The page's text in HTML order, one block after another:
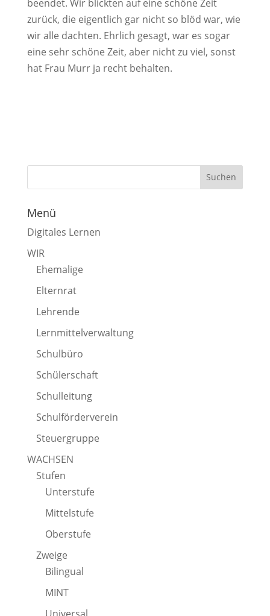
beendet. Wir blickten auf eine schöne Zeit
zurück, die eigentlich gar nicht so blöd war, wie
wir alle dachten. Ehrlich gesagt, war es sogar
eine sehr schöne Zeit, aber nicht zu viel, sonst
hat Frau Murr ja recht behalten.
Menü
Digitales Lernen
WIR
Ehemalige
Elternrat
Lehrende
Lernmittelverwaltung
Schulbüro
Schülerschaft
Schulleitung
Schulförderverein
Steuergruppe
WACHSEN
Stufen
Unterstufe
Mittelstufe
Oberstufe
Zweige
Bilingual
MINT
Universal